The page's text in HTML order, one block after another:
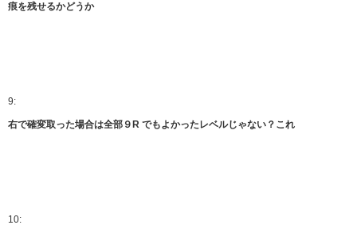
痕を残せるかどうか
9:
右で確変取った場合は全部９R でもよかったレベルじゃない？これ
10: